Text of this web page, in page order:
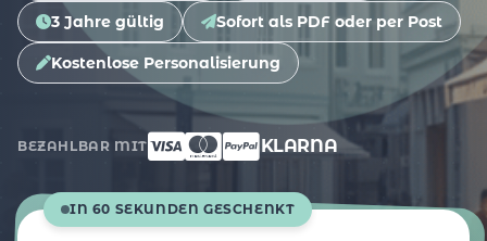
3 Jahre gültig Sofort als PDF oder per Post
Kostenlose Personalisierung
BEZAHLBAR MIT KLARNA
IN 60 SEKUNDEN GESCHENKT